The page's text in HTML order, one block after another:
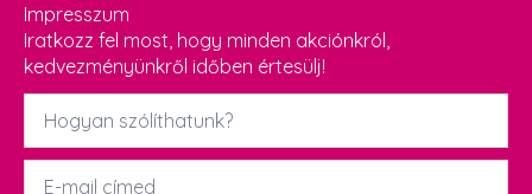
Impresszum
Iratkozz fel most, hogy minden akciónkról,
kedvezményünkről időben értesülj!
Név
Email